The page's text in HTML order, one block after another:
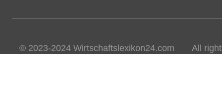
© 2023-2024 Wirtschaftslexikon24.com All